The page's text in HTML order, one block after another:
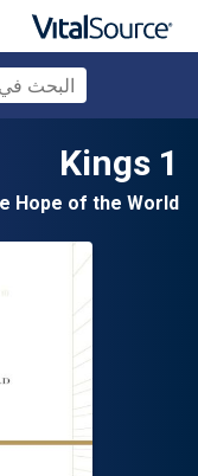
1 Kings
Hope of the World